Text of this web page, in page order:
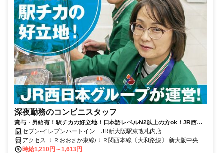
深夜勤務のコンビニスタッフ
賞与・昇給有！駅チカの好立地！日本語レベルN2以上の方ok！JR西日
本グループ会社運営で安定度抜群！
セブン-イレブンハートイン JR新大阪駅東改札内店
アクセス ＪＲおおさか東線/ＪＲ関西本線〔大和路線〕 新大阪中央口
徒歩約2分、ＪＲ山陽新幹線/ＪＲ九州新幹線 新大阪中央口徒歩約2
時給1,210円～1,613円